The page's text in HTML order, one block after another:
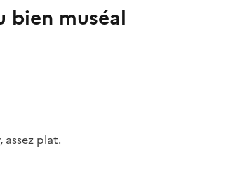
bien muséal
assez plat.